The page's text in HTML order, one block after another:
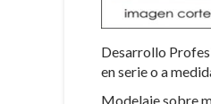
Desarrollo
en serie o a
Modelaje sobre